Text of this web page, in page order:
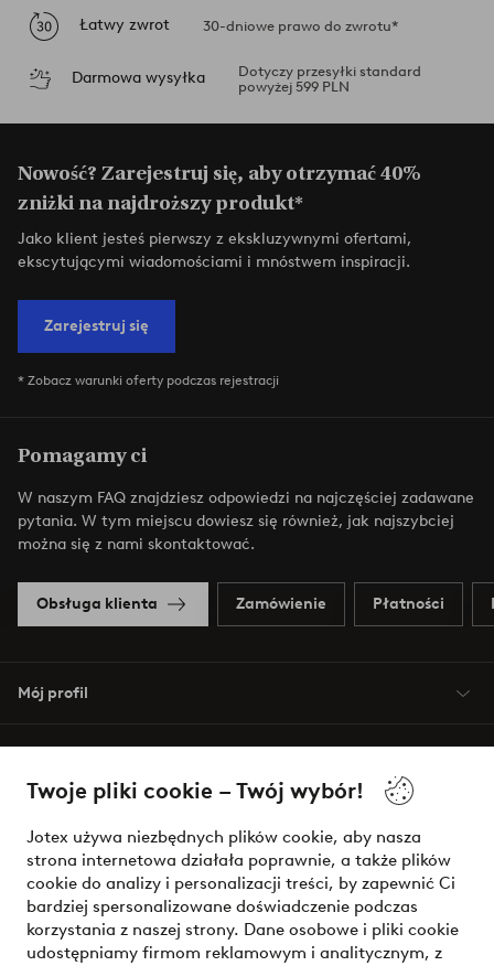
Twoje pliki cookie – Twój wybór!
Jotex używa niezbędnych plików cookie, aby nasza
strona internetowa działała poprawnie, a także plików
cookie do analizy i personalizacji treści, by zapewnić Ci
bardziej spersonalizowane doświadczenie podczas
korzystania z naszej strony. Dane osobowe i pliki cookie
udostępniamy firmom reklamowym i analitycznym, z
Łatwy zwrot 30-dniowe prawo do zwrotu*
Darmowa wysyłka
Dotyczy przesyłki standard
powyżej 599 PLN
Nowość? Zarejestruj się, aby otrzymać 40%
zniżki na najdroższy produkt*
Jako klient jesteś pierwszy z ekskluzywnymi ofertami,
ekscytującymi wiadomościami i mnóstwem inspiracji.
Zarejestruj się
* Zobacz warunki oferty podczas rejestracji
Pomagamy ci
W naszym FAQ znajdziesz odpowiedzi na najczęściej zadawane
pytania. W tym miejscu dowiesz się również, jak najszybciej
można się z nami skontaktować.
Obsługa klienta Zamówienie Płatności
Mój profil
Warunki